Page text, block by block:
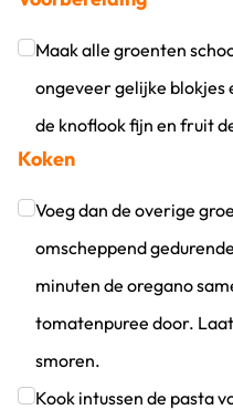
Maak alle groenten
ongeveer gelijke blokjes
de knoflook fijn en fruit
Klik om dit selectievakje
Koken
Voeg dan de overige
omscheppend
minuten de oregano
tomatenpuree door.
smoren.
Klik om dit selectievakje
Kook intussen de pasta